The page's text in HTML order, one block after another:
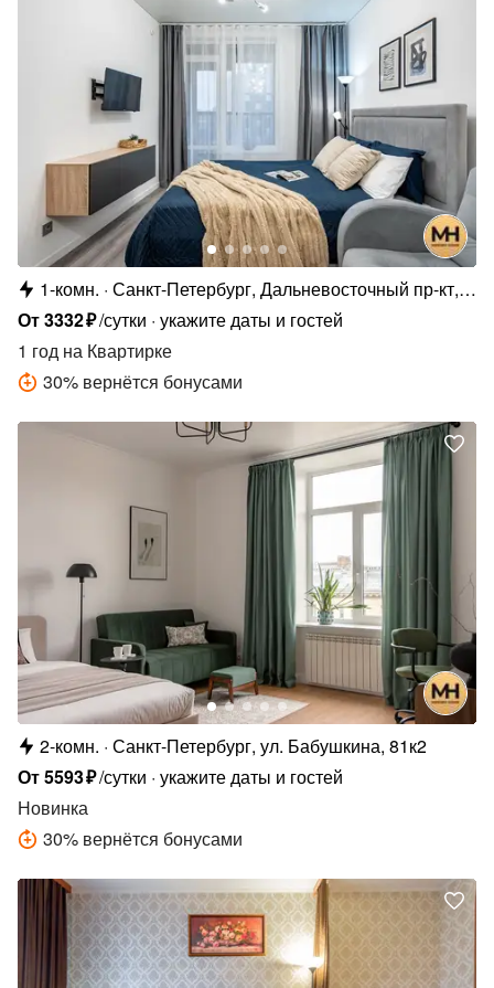
1-комн. Санкт-Петербург, Дальневосточный пр-кт,
19к1
От3332₽/сутки укажите даты и гостей
1 год на Квартирке
30% вернётся бонусами
2-комн. Санкт-Петербург, ул. Бабушкина, 81к2
От5593₽/сутки укажите даты и гостей
Новинка
30% вернётся бонусами